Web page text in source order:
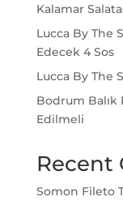
Kalamar
Lucca By The
Edecek 4 Sos
Lucca By The
Bodrum Balık
Edilmeli
Recent
Somon Fileto